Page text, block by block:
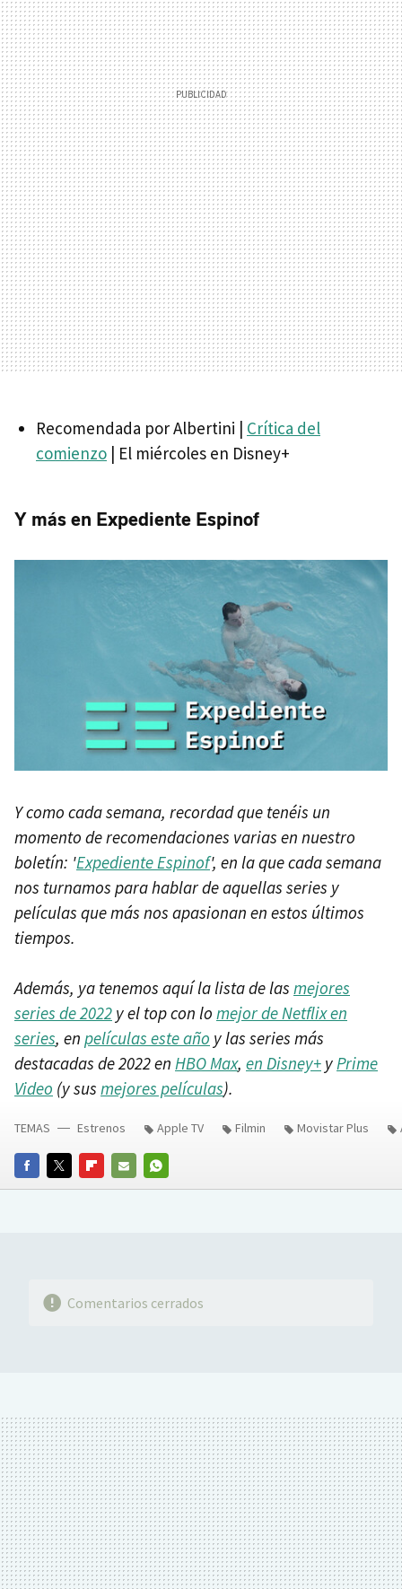
Recomendada por Albertini | Crítica del
comienzo | El miércoles en Disney+
Y más en Expediente Espinof
Y como cada semana, recordad que tenéis un
momento de recomendaciones varias en nuestro
boletín: 'Expediente Espinof', en la que cada semana
nos turnamos para hablar de aquellas series y
películas que más nos apasionan en estos últimos
tiempos.
Además, ya tenemos aquí la lista de las mejores
series de 2022 y el top con lo mejor de Netflix en
series, en películas este año y las series más
destacadas de 2022 en HBO Max, en Disney+ yPrime
Video (y sus mejores películas).
FACEBOOKTWITTERFLIPBOARD
E-
WHATSAPP
TEMAS Estrenos Apple TV Filmin Movistar Plus
Comentarios cerrados